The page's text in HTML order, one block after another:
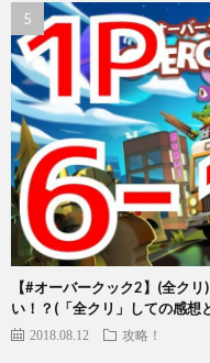
【#オーバークック2】(全ク
い！？(「全クリ」しての感
2018.08.12 攻略！